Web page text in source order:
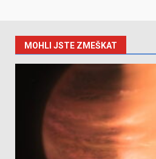
MOHLI JSTE ZMEŠKAT